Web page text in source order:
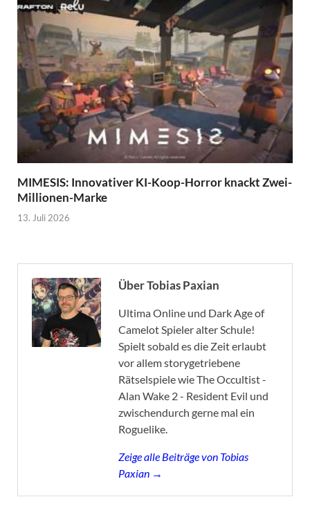
MIMESIS: Innovativer KI-Koop-Horror knackt Zwei-
Millionen-Marke
13. Juli 2026
Über Tobias Paxian
Ultima Online und Dark Age of
Camelot Spieler alter Schule!
Spielt sobald es die Zeit erlaubt
vor allem storygetriebene
Rätselspiele wie The Occultist -
Alan Wake 2 - Resident Evil und
zwischendurch gerne mal ein
Roguelike.
Zeige alle Beiträge von Tobias
Paxian →